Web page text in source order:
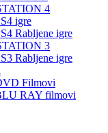
4
igre
Rabljene igre
3
Rabljene igre
Filmovi
RAY filmovi